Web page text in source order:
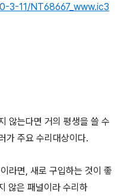
3-11/NT68667_www.ic3
않는다면 거의 평생을 쓸 수
가 주요 수리대상이다.
라면, 새로 구입하는 것이 좋
않은 패널이라 수리하